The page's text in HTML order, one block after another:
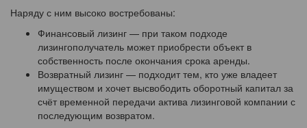
Наряду с ним высоко востребованы:
Финансовый лизинг — при таком подходе
лизингополучатель может приобрести объект в
собственность после окончания срока аренды.
Возвратный лизинг — подходит тем, кто уже владеет
имуществом и хочет высвободить оборотный капитал за
счёт временной передачи актива лизинговой компании с
последующим возвратом.